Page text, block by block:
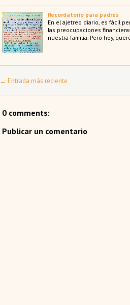
Recordatorio para padres
En el ajetreo diario, es fácil
las preocupaciones
nuestra familia. Pero hoy,
← Entrada más reciente
0 comments:
Publicar un comentario